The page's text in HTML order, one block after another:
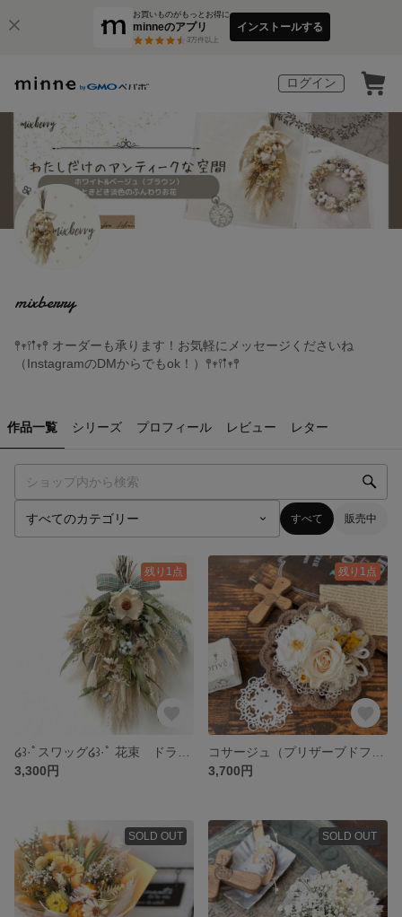
お買いものがもっとお得に
minneのアプリ
3万件以上
インストールする
ログイン
mixberry
𖤣𖥧𖥣𖡡𖥧𖤣 オーダーも承ります！お気軽にメッセージくださいね
（InstagramのDMからでもok！）𖤣𖥧𖥣𖡡𖥧𖤣
作品一覧 シリーズ プロフィール レビュー レター
すべて 販売中
残り1点
3,300円
残り1点
3,700円
SOLD OUT SOLD OUT